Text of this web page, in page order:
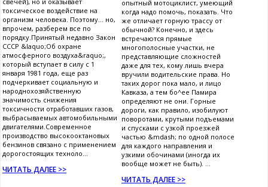
токсическое воздействие на
организм человека. Поэтому... но,
впрочем, разберем все по
порядку.Принятый недавно Закон
СССР &laquo;Об охране
атмосферного воздуха&raquo;,
который вступает в силу с 1
января 1981 года, еще раз
подчеркивает социальную и
народнохозяйственную
значимость снижения
токсичности отработавших газов,
выбрасываемых автомобильными
двигателями.Современное
производство высокооктановых
бензинов связано с применением
дорогостоящих техноло...
ЧИТАТЬ ДАЛЕЕ >>
опытный мотоциклист, умеющий
когда надо помочь, показать. Что
же отличает горную трассу от
обычной? Конечно, и здесь
встречаются прямые
многополосные участки, не
представляющие сложностей
даже для тех, кому лишь вчера
вручили водительские права. Но
таких дорог пока мало, и лицо
Кавказа, а тем бо^ее Памира
определяют не они. Горные
дороги, как правило, изобилуют
поворотами, крутыми подъемами
и спусками с узкой проезжей
частью &mdash; по одной полосе
для каждого направления и
узкими обочинами (иногда их
вообще может не быть). ...
ЧИТАТЬ ДАЛЕЕ >>